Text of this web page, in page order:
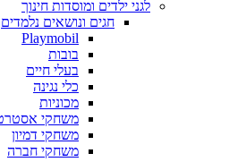
לגני ילדים ומוסדות חינוך
חגים ונושאים נלמדים
Playmobil
בובות
בעלי חיים
כלי נגינה
מכוניות
משחקי
משחקי דמיון
משחקי חברה